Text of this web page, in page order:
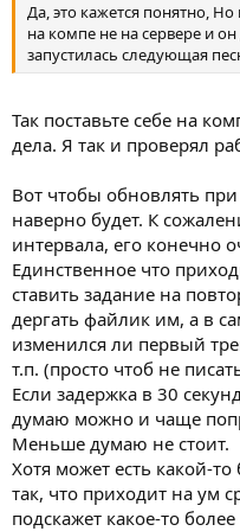
Да, это кажется понятно,
на компе не на сервере и
запустилась следующая
Так поставьте себе на
дела. Я так и проверял
Вот чтобы обновлять
наверно будет. К
интервала, его конечно
Единственное что
ставить задание на
дергать файлик им, а в
изменился ли первый
т.п. (просто чтоб не
Если задержка в 30
думаю можно и чаще
Меньше думаю не стоит.
Хотя может есть какой-
так, что приходит на ум
подскажет какое-то